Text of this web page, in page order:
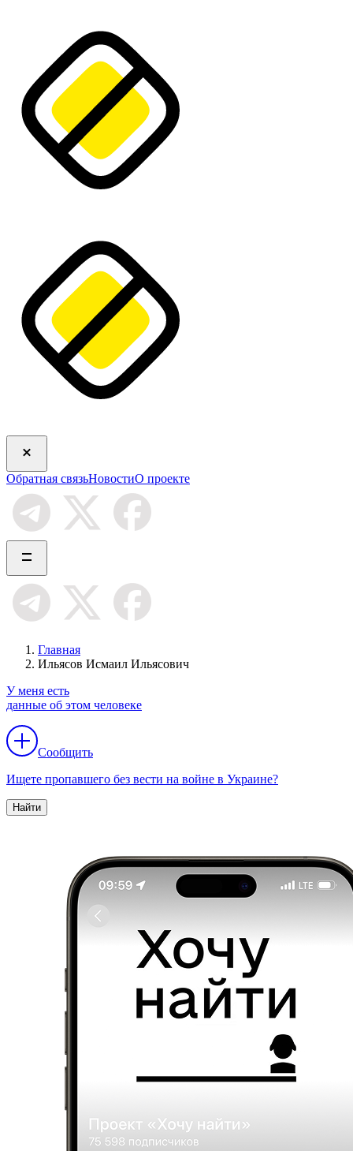
Обратная связьНовостиО проекте
Главная
Ильясов Исмаил Ильясович
У меня есть
данные об этом человеке
Сообщить
Ищете пропавшего без вести на войне в Украине?
Найти